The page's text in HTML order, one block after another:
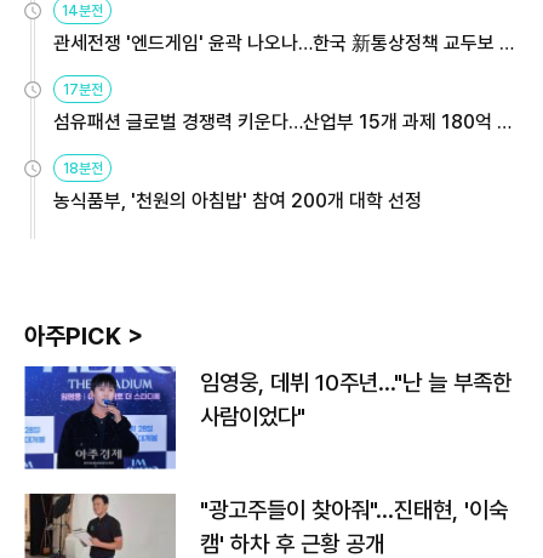
14분전
관세전쟁 '엔드게임' 윤곽 나오나…한국 新통상정책 교두보 활
17분전
섬유패션 글로벌 경쟁력 키운다…산업부 15개 과제 180억 지
18분전
농식품부, '천원의 아침밥' 참여 200개 대학 선정
아주PICK >
임영웅, 데뷔 10주년…"난 늘 부족한
사람이었다"
"광고주들이 찾아줘"…진태현, '이숙
캠' 하차 후 근황 공개